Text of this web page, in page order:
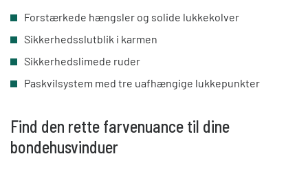
Forstærkede hængsler og solide lukkekolver
Sikkerhedsslutblik i karmen
Sikkerhedslimede ruder
Paskvilsystem med tre uafhængige lukkepunkter
Find den rette farvenuance til dine
bondehusvinduer